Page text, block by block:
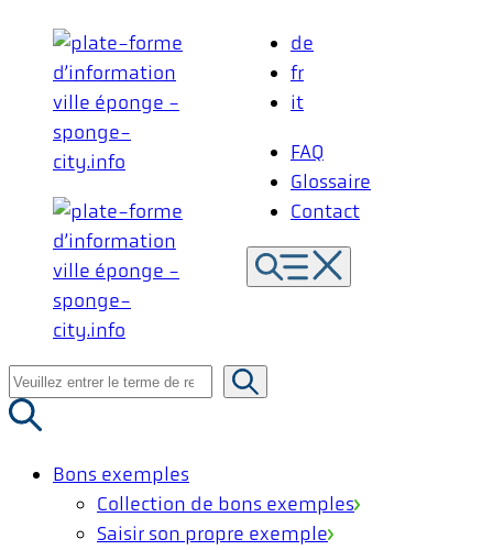
contenu
de
fr
it
FAQ
Glossaire
Contact
Recherche
de
Bons exemples
Collection de bons exemples
Saisir son propre exemple